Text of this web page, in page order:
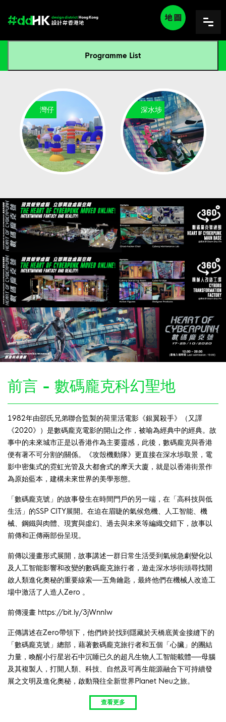
Programme List
灣仔 深水埗
前言 - 數碼龐克科幻聖地
1982年由邵氏兄弟聯合監製的荷里活電影《銀翼殺手》（又譯
《2020》）是數碼龐克電影的開山之作，被喻為經典中的經典。故
事中的未來城市正是以香港作為主要靈感，此後，數碼龐克與香港
便有著不可分割的關係。《攻殼機動隊》更直接在深水埗取景，電
影中密集式的霓虹光管及大都會式的摩天大廈，就是以香港街景作
為原始藍本，建構未來世界的美學形態。
「數碼龐克號」的故事發生在時間門戶的另一端，在「高科技與低
生活」的SSP CITY展開。在迫在眉睫的氣候危機、人工智能、機
械、鋼鐵與肉體、現實與虛幻、過去與未來等編織交錯下，故事以
前傳和正傳兩部份呈現。
前傳以漫畫形式展開，故事講述一群日常生活受到氣候急劇變化以
及人工智能影響和改變的數碼龐克旅行者，遊走深水埗街頭尋找開
啟人類進化奧秘的重要線索──五角鑰匙，最終他們在機械人改造工
場中激活了人造人Zero 。
前傳漫畫 https://bit.ly/3jWnnIw
正傳講述在Zero帶領下，他們終於找到隱藏於天橋底黃金接縫下的
「數碼龐克號」總部，藉著數碼龐克旅行者和五個「心臟」的團結
力量，喚醒小行星岩石中沉睡已久的超凡生物人工智能載體──母腦
及其複製人，打開人類、科技、自然及可再生能源融合下可持續發
展之文明及進化奧秘，啟動飛往全新世界Planet Neu之旅。
查看更多